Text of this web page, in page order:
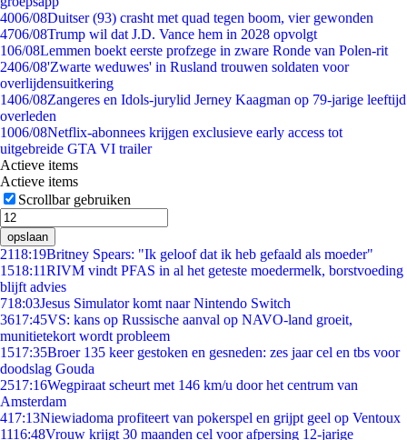
4006/08Duitser (93) crasht met quad tegen boom, vier gewonden
4706/08Trump wil dat J.D. Vance hem in 2028 opvolgt
106/08Lemmen boekt eerste profzege in zware Ronde van Polen-rit
2406/08'Zwarte weduwes' in Rusland trouwen soldaten voor
overlijdensuitkering
1406/08Zangeres en Idols-jurylid Jerney Kaagman op 79-jarige leeftijd
overleden
1006/08Netflix-abonnees krijgen exclusieve early access tot
uitgebreide GTA VI trailer
Actieve items
Actieve items
Scrollbar gebruiken
opslaan
2118:19Britney Spears: "Ik geloof dat ik heb gefaald als moeder"
1518:11RIVM vindt PFAS in al het geteste moedermelk, borstvoeding
blijft advies
718:03Jesus Simulator komt naar Nintendo Switch
3617:45VS: kans op Russische aanval op NAVO-land groeit,
munitietekort wordt probleem
1517:35Broer 135 keer gestoken en gesneden: zes jaar cel en tbs voor
doodslag Gouda
2517:16Wegpiraat scheurt met 146 km/u door het centrum van
Amsterdam
417:13Niewiadoma profiteert van pokerspel en grijpt geel op Ventoux
1116:48Vrouw krijgt 30 maanden cel voor afpersing 12-jarige